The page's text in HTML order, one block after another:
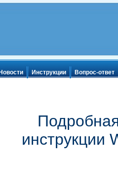
Новости Инструкции Вопрос-ответ
инструкции